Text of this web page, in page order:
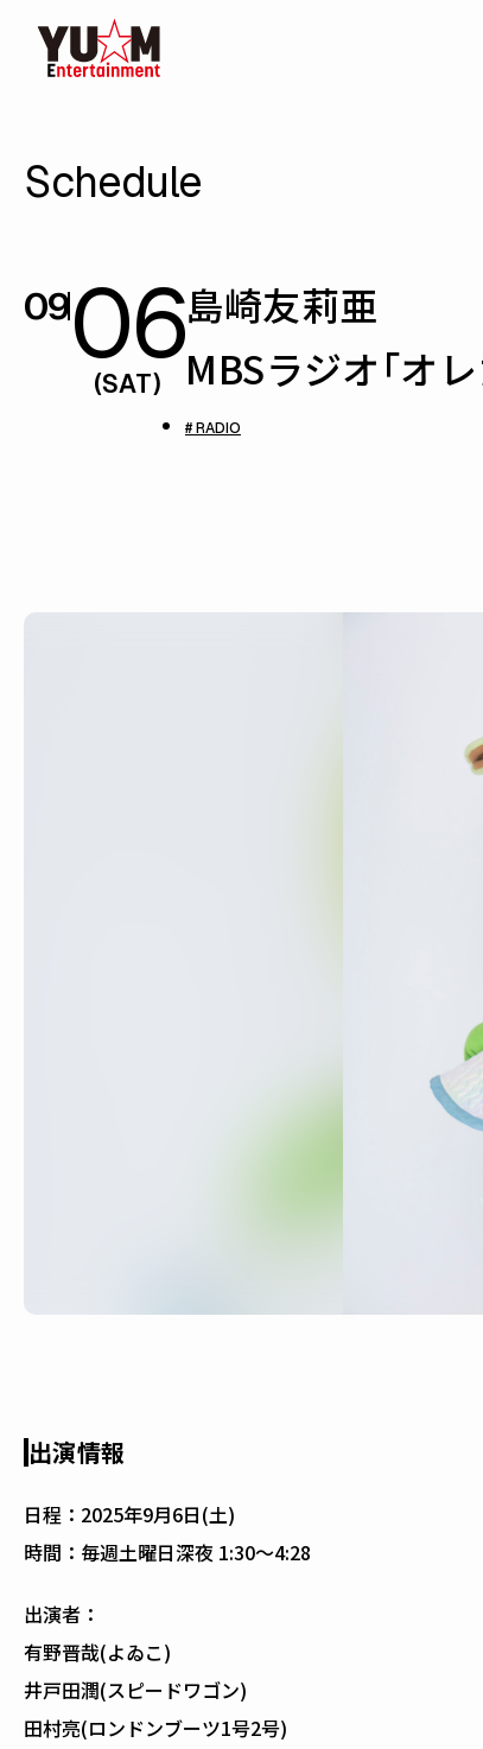
Schedule
0906
(SAT)
島崎友莉亜
MBSラジオ「オ
# RADIO
出演情報
日程： 2025年9月6日(土)
時間： 毎週土曜日深夜 1:30〜4:28
出演者：
有野晋哉(よゐこ)
井戸田潤(スピードワゴン)
田村亮(ロンドンブーツ1号2号)